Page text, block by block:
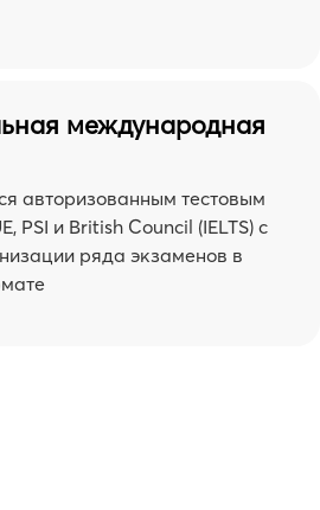
международная
авторизованным тестовым
PSI и British Council (IELTS) с
ряда экзаменов в